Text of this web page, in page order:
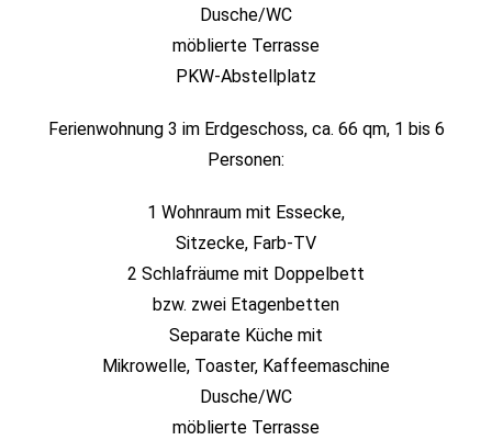
Dusche/WC
möblierte Terrasse
PKW-Abstellplatz
Ferienwohnung 3 im Erdgeschoss, ca. 66 qm, 1 bis 6
Personen:
1 Wohnraum mit Essecke,
Sitzecke, Farb-TV
2 Schlafräume mit Doppelbett
bzw. zwei Etagenbetten
Separate Küche mit
Mikrowelle, Toaster, Kaffeemaschine
Dusche/WC
möblierte Terrasse